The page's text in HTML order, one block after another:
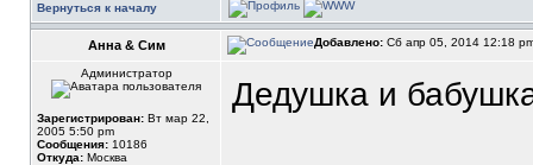
Вернуться к началу
Анна & Сим Добавлено: Сб апр 05, 2014 12:18
Администратор
Зарегистрирован: Вт мар 22,
2005 5:50 pm
Сообщения: 10186
Откуда: Москва
Дедушка и